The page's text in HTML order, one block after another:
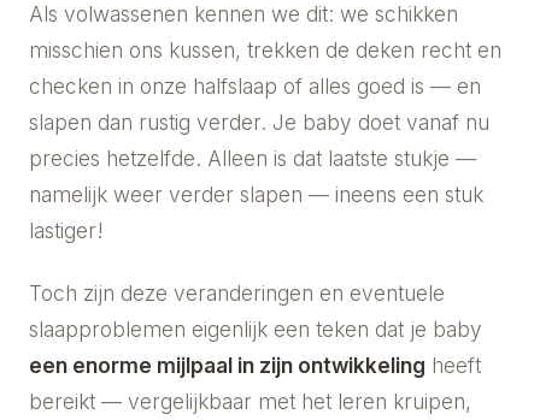
Als volwassenen kennen we dit: we schikken
misschien ons kussen, trekken de deken recht en
checken in onze halfslaap of alles goed is — en
slapen dan rustig verder. Je baby doet vanaf nu
precies hetzelfde. Alleen is dat laatste stukje —
namelijk weer verder slapen — ineens een stuk
lastiger!
Toch zijn deze veranderingen en eventuele
slaapproblemen eigenlijk een teken dat je baby
een enorme mijlpaal in zijn ontwikkeling heeft
bereikt — vergelijkbaar met het leren kruipen,